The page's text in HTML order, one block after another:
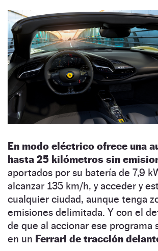
En modo eléctrico ofrece una
hasta 25 kilómetros sin
aportados por su batería de 7,9
alcanzar 135 km/h, y acceder y
cualquier ciudad, aunque tenga
emisiones delimitada. Y con el
de que al accionar ese programa
en un Ferrari de tracción